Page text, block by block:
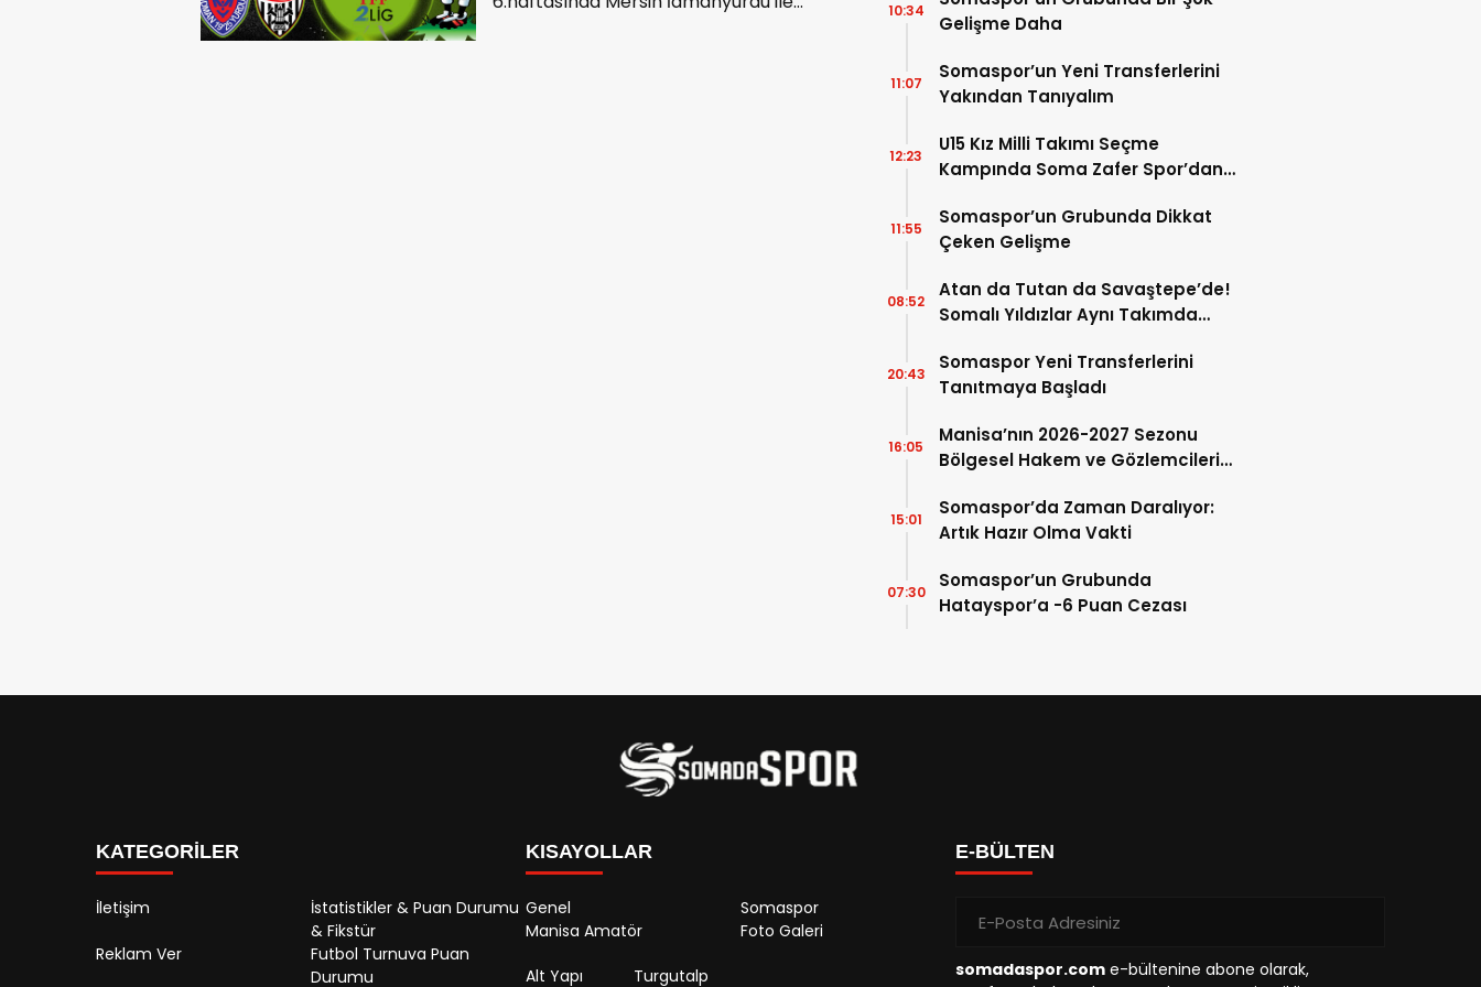
Gelişme Daha
10:34
Somaspor’un Yeni Transferlerini
Yakından Tanıyalım
11:07
U15 Kız Milli Takımı Seçme
Kampında Soma Zafer Spor’dan
12:23
Somaspor’un Grubunda Dikkat
Çeken Gelişme
11:55
Atan da Tutan da Savaştepe’de!
Somalı Yıldızlar Aynı Takımda
08:52
Somaspor Yeni Transferlerini
Tanıtmaya Başladı
20:43
Manisa’nın 2026-2027 Sezonu
Bölgesel Hakem ve Gözlemcileri
16:05
Somaspor’da Zaman Daralıyor:
Artık Hazır Olma Vakti
15:01
Somaspor’un Grubunda
Hatayspor’a -6 Puan Cezası
07:30
KATEGORİLER
İletişim
İstatistikler & Puan Durumu
& Fikstür
Reklam Ver
Futbol Turnuva Puan
Durumu
KISAYOLLAR
Genel
Somaspor
Manisa Amatör
Alt Yapı Turgutalp
Foto Galeri
E-BÜLTEN
somadaspor.com e-bültenine abone olarak,